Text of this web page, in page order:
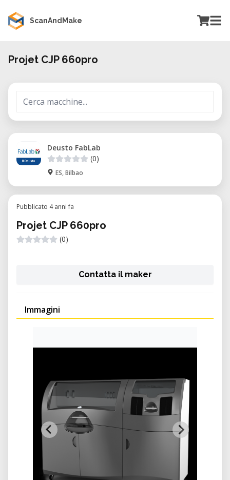
ScanAndMake
Projet CJP 660pro
Deusto FabLab
(0)
ES, Bilbao
Pubblicato 4 anni fa
Projet CJP 660pro
(0)
Contatta il maker
Immagini